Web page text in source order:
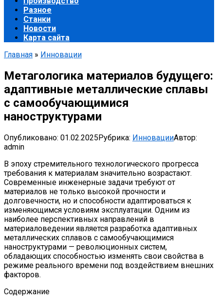
Разное
Станки
Новости
Карта сайта
Главная » Инновации
Метагологика материалов будущего:
адаптивные металлические сплавы
с самообучающимися
наноструктурами
Опубликовано: 01.02.2025Рубрика: ИнновацииАвтор:
admin
В эпоху стремительного технологического прогресса
требования к материалам значительно возрастают.
Современные инженерные задачи требуют от
материалов не только высокой прочности и
долговечности, но и способности адаптироваться к
изменяющимся условиям эксплуатации. Одним из
наиболее перспективных направлений в
материаловедении является разработка адаптивных
металлических сплавов с самообучающимися
наноструктурами — революционных систем,
обладающих способностью изменять свои свойства в
режиме реального времени под воздействием внешних
факторов.
Содержание